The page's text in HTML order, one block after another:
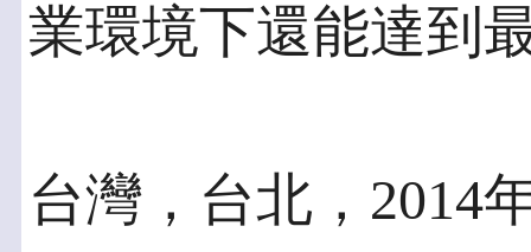
業環境下還能達到
台灣，台北，2014